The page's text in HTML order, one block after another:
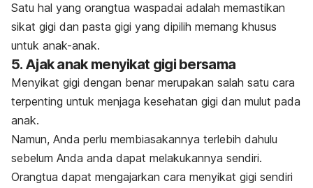
Satu hal yang orangtua waspadai adalah memastikan
sikat gigi dan pasta gigi yang dipilih memang khusus
untuk anak-anak.
5. Ajak anak menyikat gigi bersama
Menyikat gigi dengan benar merupakan salah satu cara
terpenting untuk menjaga kesehatan gigi dan mulut pada
anak.
Namun, Anda perlu membiasakannya terlebih dahulu
sebelum Anda anda dapat melakukannya sendiri.
Orangtua dapat mengajarkan cara menyikat gigi sendiri